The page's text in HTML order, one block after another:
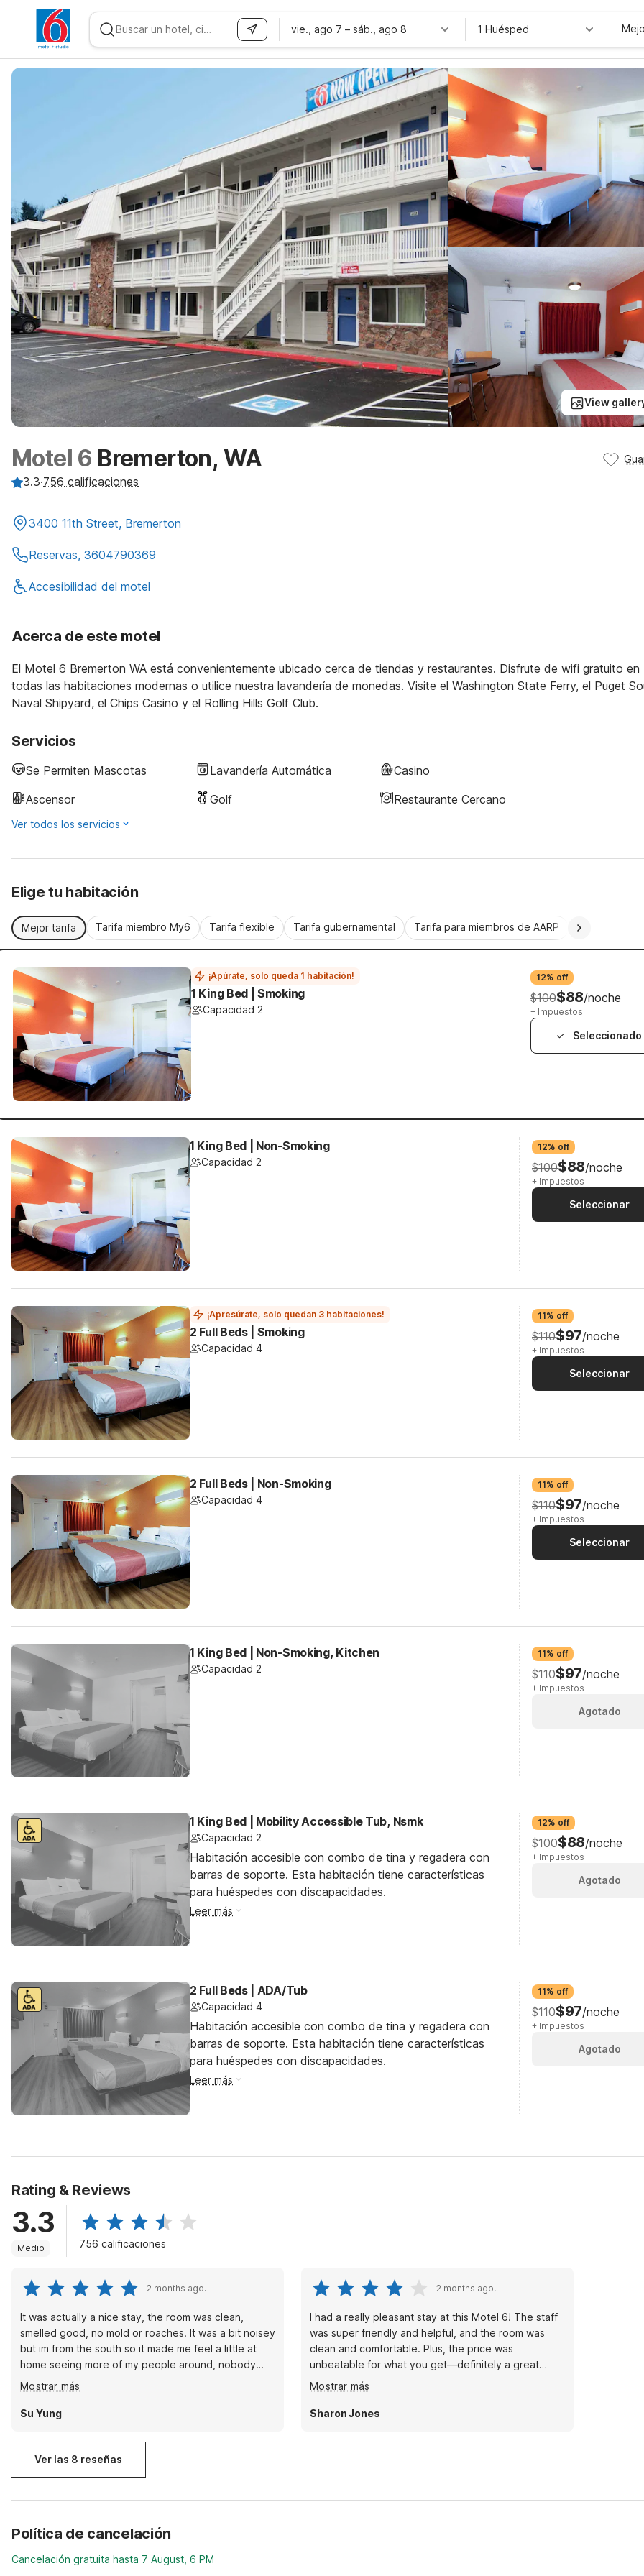
vie., ago 7 – sáb., ago 8 1 Huésped
View
Motel 6 Bremerton, WA
3.3·756 calificaciones
3400 11th Street, Bremerton
Reservas, 3604790369
Accesibilidad del motel
Acerca de este motel
El Motel 6 Bremerton WA está convenientemente ubicado cerca de tiendas y restaurantes. Disfrute de wifi gratuito en
todas las habitaciones modernas o utilice nuestra lavandería de monedas. Visite el Washington State Ferry, el Puget
Naval Shipyard, el Chips Casino y el Rolling Hills Golf Club.
Servicios
Se Permiten Mascotas Lavandería Automática
Casino
Ascensor
Golf Restaurante Cercano
Ver todos los servicios
Elige tu habitación
Mejor tarifa Tarifa miembro My6 Tarifa flexible Tarifa gubernamental Tarifa para miembros de AARP
¡Apúrate, solo queda 1 habitación!
1 King Bed | Smoking
Capacidad 2
12% off
$100$88/noche
+ Impuestos
Seleccionado
1 King Bed | Non-Smoking
Capacidad 2
12% off
$100$88/noche
+ Impuestos
Seleccionar
¡Apresúrate, solo quedan 3 habitaciones!
2 Full Beds | Smoking
Capacidad 4
11% off
$110$97/noche
+ Impuestos
Seleccionar
2 Full Beds | Non-Smoking
Capacidad 4
11% off
$110$97/noche
+ Impuestos
Seleccionar
1 King Bed | Non-Smoking, Kitchen
Capacidad 2
11% off
$110$97/noche
+ Impuestos
Agotado
1 King Bed | Mobility Accessible Tub, Nsmk
Capacidad 2
Habitación accesible con combo de tina y regadera con
barras de soporte. Esta habitación tiene características
para huéspedes con discapacidades.
Leer más
12% off
$100$88/noche
+ Impuestos
Agotado
2 Full Beds | ADA/Tub
Capacidad 4
Habitación accesible con combo de tina y regadera con
barras de soporte. Esta habitación tiene características
para huéspedes con discapacidades.
Leer más
11% off
$110$97/noche
+ Impuestos
Agotado
Rating & Reviews
3.3
Medio 756 calificaciones
2 months ago.
It was actually a nice stay, the room was clean,
smelled good, no mold or roaches. It was a bit noisey
but im from the south so it made me feel a little at
home seeing more of my people around, nobody
bothered us, the asian lady was so nice at the
counter. :).;
Mostrar más
Su Yung
2 months ago.
I had a really pleasant stay at this Motel 6! The staff
was super friendly and helpful, and the room was
clean and comfortable. Plus, the price was
unbeatable for what you get—definitely a great
option for budget travelers!
Mostrar más
Sharon Jones
Ver las 8 reseñas
Política de cancelación
Cancelación gratuita hasta 7 August, 6 PM